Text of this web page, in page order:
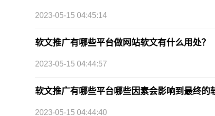
2023-05-15 04:45:14
软文推广有哪些平台做网站软文有什么用处？
2023-05-15 04:44:57
软文推广有哪些平台哪些因素会影响到最终的
2023-05-15 04:44:40